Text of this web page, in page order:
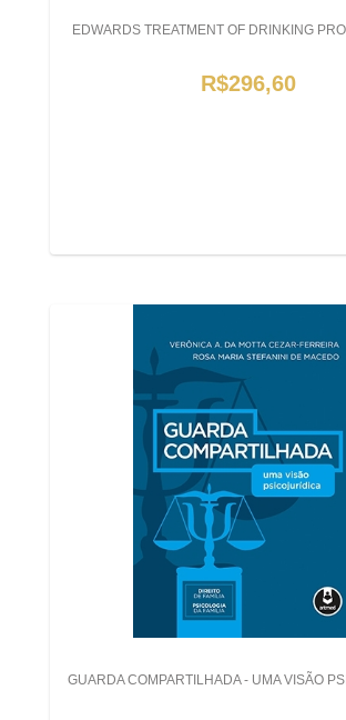
EDWARDS TREATMENT OF DRINKING
R$296,60
GUARDA COMPARTILHADA - UMA VISÃO